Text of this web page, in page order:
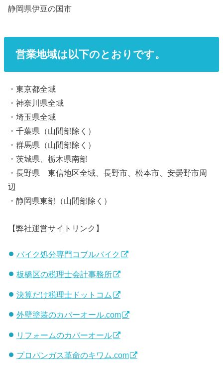
静岡県伊豆の国市
営業地域は以下のとおりです。
・東京都全域
・神奈川県全域
・埼玉県全域
・千葉県（山間部除く）
・群馬県（山間部除く）
・茨城県、栃木県南部
・長野県 東信地区全域、長野市、松本市、安曇野市周
辺
・静岡県東部（山間部除く）
【弊社運営サイトリンク】
バイク処分専門コブルバイク
板橋区の税理士会計事務所
決算だけ税理士ドットコム
外壁塗装のカバーオール.com
リフォームのカバーオール
プロパンガス革命のキワム.com